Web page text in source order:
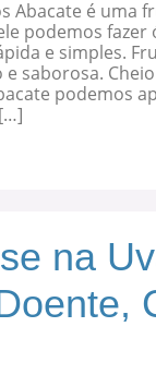
Abacate é uma
podemos fazer
e simples.
saborosa.
podemos
na